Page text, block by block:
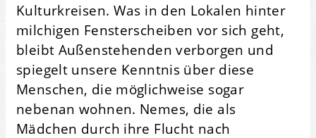
Kulturkreisen. Was in den Lokalen hinter
milchigen Fensterscheiben vor sich geht,
bleibt Außenstehenden verborgen und
spiegelt unsere Kenntnis über diese
Menschen, die möglichweise sogar
nebenan wohnen. Nemes, die als
Mädchen durch ihre Flucht nach